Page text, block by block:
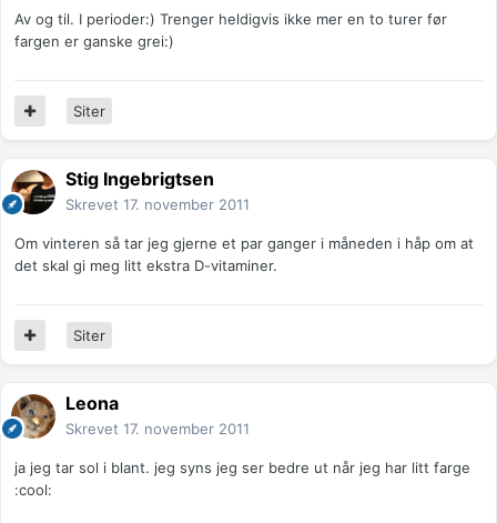
Av og til. I perioder:) Trenger heldigvis ikke mer en to turer før
fargen er ganske grei:)
Siter
Stig Ingebrigtsen
Skrevet 17. november 2011
Om vinteren så tar jeg gjerne et par ganger i måneden i håp om at
det skal gi meg litt ekstra D-vitaminer.
Siter
Leona
Skrevet 17. november 2011
ja jeg tar sol i blant. jeg syns jeg ser bedre ut når jeg har litt farge
:cool: